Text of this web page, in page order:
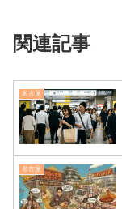
関連記事
名古屋
名古屋